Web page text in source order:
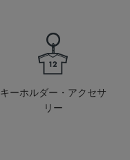
キーホルダー・アクセサ
リー